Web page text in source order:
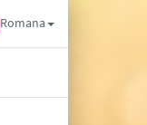
Romana